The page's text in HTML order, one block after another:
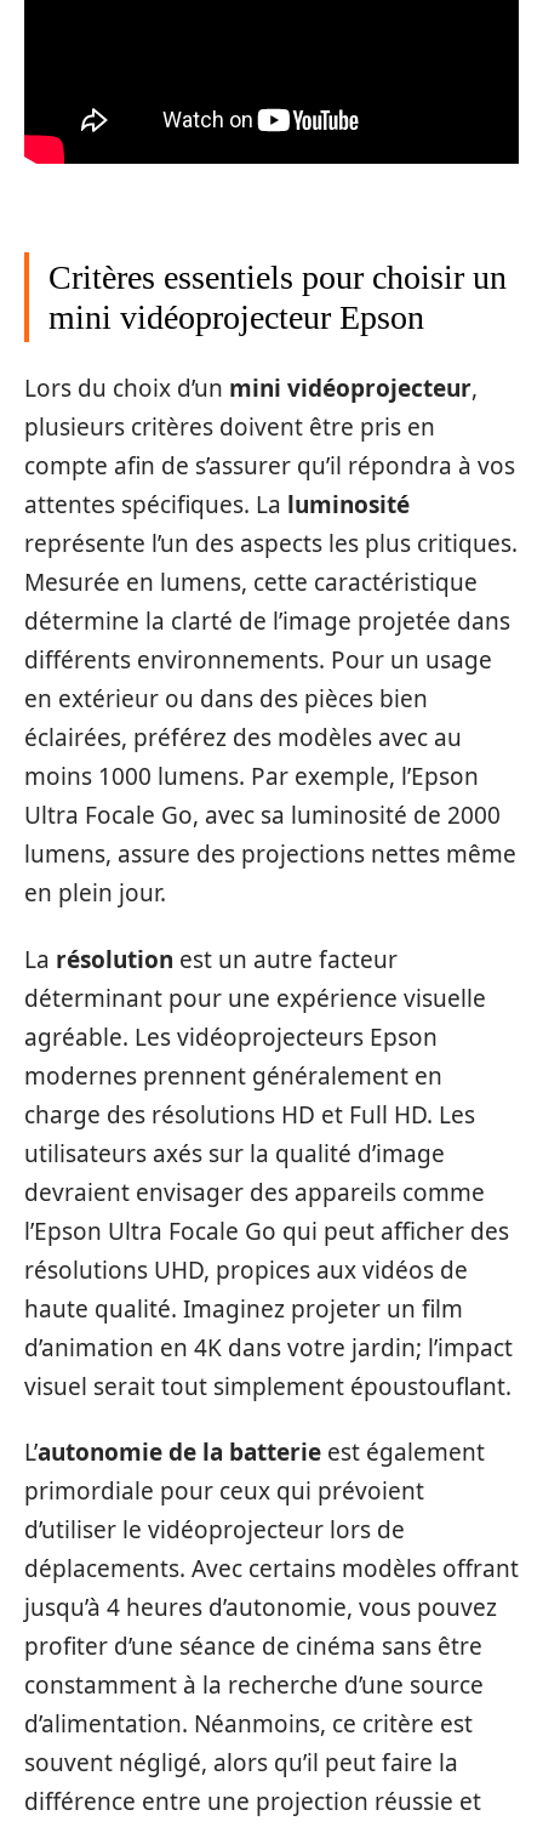
Critères essentiels pour choisir un
mini vidéoprojecteur Epson
Lors du choix d’un mini vidéoprojecteur,
plusieurs critères doivent être pris en
compte afin de s’assurer qu’il répondra à vos
attentes spécifiques. La luminosité
représente l’un des aspects les plus critiques.
Mesurée en lumens, cette caractéristique
détermine la clarté de l’image projetée dans
différents environnements. Pour un usage
en extérieur ou dans des pièces bien
éclairées, préférez des modèles avec au
moins 1000 lumens. Par exemple, l’Epson
Ultra Focale Go, avec sa luminosité de 2000
lumens, assure des projections nettes même
en plein jour.
La résolution est un autre facteur
déterminant pour une expérience visuelle
agréable. Les vidéoprojecteurs Epson
modernes prennent généralement en
charge des résolutions HD et Full HD. Les
utilisateurs axés sur la qualité d’image
devraient envisager des appareils comme
l’Epson Ultra Focale Go qui peut afficher des
résolutions UHD, propices aux vidéos de
haute qualité. Imaginez projeter un film
d’animation en 4K dans votre jardin; l’impact
visuel serait tout simplement époustouflant.
L’autonomie de la batterie est également
primordiale pour ceux qui prévoient
d’utiliser le vidéoprojecteur lors de
déplacements. Avec certains modèles offrant
jusqu’à 4 heures d’autonomie, vous pouvez
profiter d’une séance de cinéma sans être
constamment à la recherche d’une source
d’alimentation. Néanmoins, ce critère est
souvent négligé, alors qu’il peut faire la
différence entre une projection réussie et